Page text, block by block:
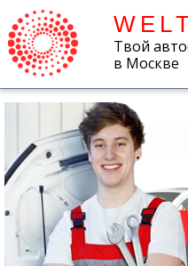
W E L
Твой
в Москве